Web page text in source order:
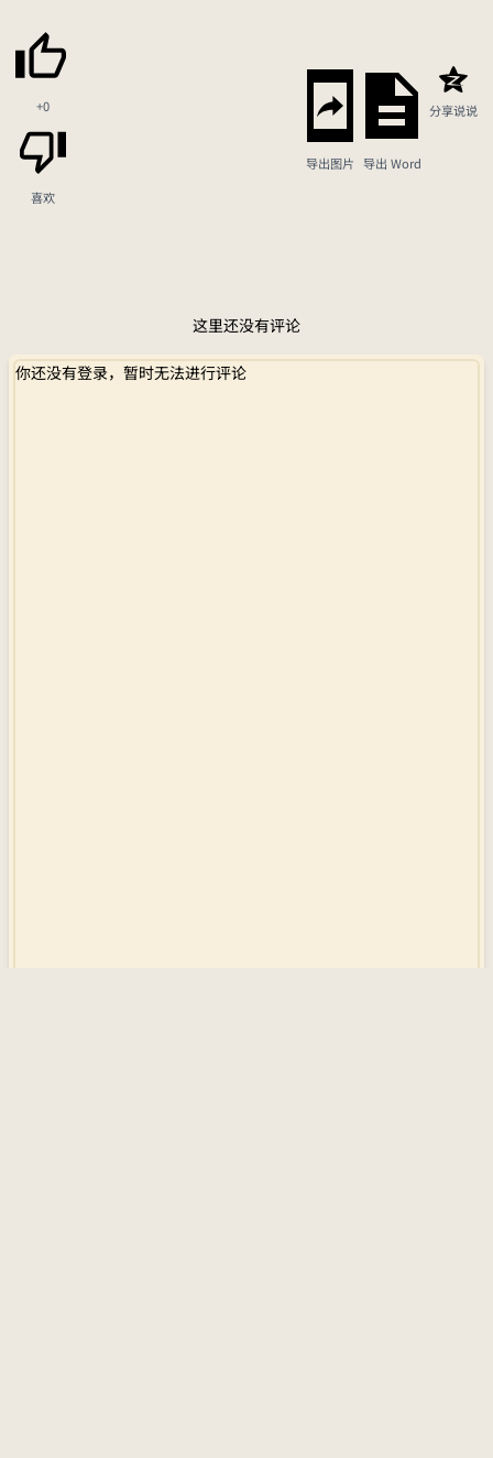
+0
喜欢
导出图片 导出 Word
分享说说
这里还没有评论
你还没有登录，暂时无法进行评论